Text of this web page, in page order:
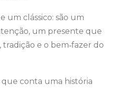
um clássico: são um
um presente que
tradição e o bem‑fazer do
conta uma história